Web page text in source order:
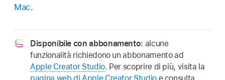
Mac.
Disponibile con abbonamento: alcune
funzionalità richiedono un abbonamento ad
Apple Creator Studio. Per scoprire di più, visita la